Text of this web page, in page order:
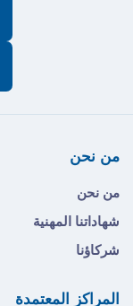
من نحن
من نحن
شهاداتنا المهنية
شركاؤنا
المراكز المعتمدة